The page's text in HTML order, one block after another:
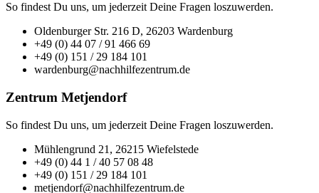
So findest Du uns, um jederzeit Deine Fragen loszuwerden.
Oldenburger Str. 216 D, 26203 Wardenburg
+49 (0) 44 07 / 91 466 69
+49 (0) 151 / 29 184 101
wardenburg@nachhilfezentrum.de
Zentrum Metjendorf
So findest Du uns, um jederzeit Deine Fragen loszuwerden.
Mühlengrund 21, 26215 Wiefelstede
+49 (0) 44 1 / 40 57 08 48
+49 (0) 151 / 29 184 101
metjendorf@nachhilfezentrum.de